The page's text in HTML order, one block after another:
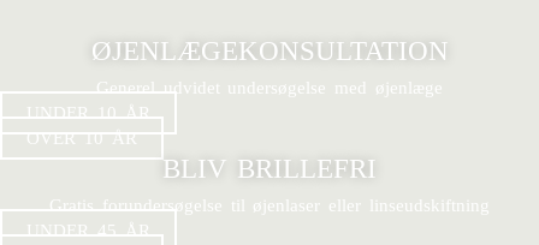
ØJENLÆGEKONSULTATION
Generel udvidet undersøgelse med øjenlæge
UNDER 10 ÅR
OVER 10 ÅR
BLIV BRILLEFRI
Gratis forundersøgelse til øjenlaser eller linseudskiftning
UNDER 45 ÅR